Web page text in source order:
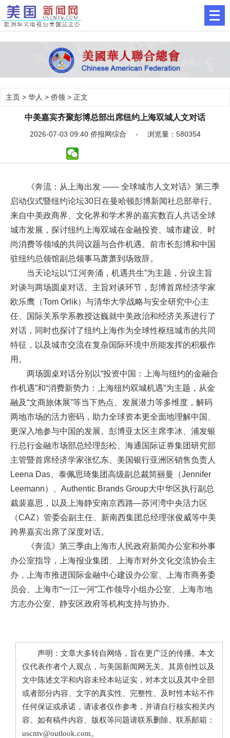
主页 > 华人 > 侨领 > 正文
中美嘉宾齐聚彭博总部出席纽约上海双城人文对话
2026-07-03 09:40 侨报网综合 - 浏览量：580354
《奔流：从上海出发 —— 全球城市人文对话》第三季
启动仪式暨纽约论坛30日在曼哈顿彭博新闻社总部举行。
来自中美政商界、文化界和学术界的嘉宾数百人共话全球
城市发展，探讨纽约上海双城在金融投资、城市建设、时
尚消费等领域的共同议题与合作机遇。前市长彭博和中国
驻纽约总领馆副总领事马萧萧到场致辞。
当天论坛以“江河奔涌，机遇共生”为主题，分设主旨
对谈与两场圆桌对话。主旨对谈环节，彭博首席经济学家
欧乐鹰（Tom Orlik）与清华大学战略与安全研究中心主
任、国际关系学系教授达巍就中美政治和经济关系进行了
对话，同时也探讨了纽约上海作为全球性枢纽城市的共同
特征，以及城市交流在复杂国际环境中所能发挥的积极作
用。
两场圆桌对话分别以“投资中国：上海与纽约的金融合
作机遇”和“消费新势力：上海纽约双城机遇”为主题，从金
融及“文商旅体展”等当下热点、发展潜力等多维度，解码
两地市场的活力密码，助力全球资本更全面地理解中国、
更深入地参与中国的发展。彭博亚太区主席李冰、浦发银
行总行金融市场部总经理彭松、海通国际证券集团研究部
主管暨首席经济学家张忆东、美国银行亚洲区销售负责人
Leena Das、泰佩思琦集团高级副总裁简丽曼（Jennifer
Leemann）、Authentic Brands Group大中华区执行副总
裁裴嘉思，以及上海静安南京西路—苏河湾中央活力区
（CAZ）管委会副主任、新南西集团总经理张俊威等中美
跨界嘉宾出席了深度对话。
《奔流》第三季由上海市人民政府新闻办公室和外事
办公室指导，上海报业集团、上海市对外文化交流协会主
办，上海市推进国际金融中心建设办公室、上海市商务委
员会、上海市“一江一河”工作领导小组办公室、上海市地
方志办公室、静安区政府等机构支持与协办。
声明：文章大多转自网络，旨在更广泛的传播。本文
仅代表作者个人观点，与美国新闻网无关。其原创性以及
文中陈述文字和内容未经本站证实，对本文以及其中全部
或者部分内容、文字的真实性、完整性、及时性本站不作
任何保证或承诺，请读者仅作参考，并请自行核实相关内
容。如有稿件内容、版权等问题请联系删除。联系邮箱：
uscntv@outlook.com。